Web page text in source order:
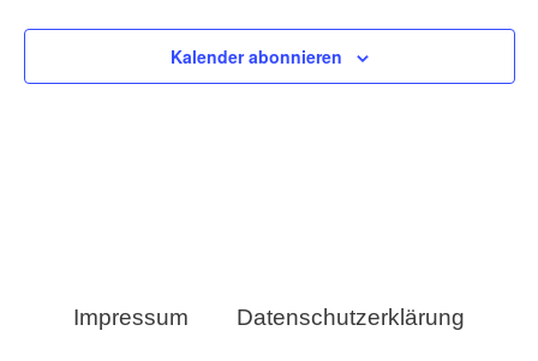
Kalender abonnieren
Impressum Datenschutzerklärung